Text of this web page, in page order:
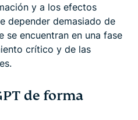
y a los efectos
depender demasiado de
se encuentran en una fase
crítico y de las
de forma